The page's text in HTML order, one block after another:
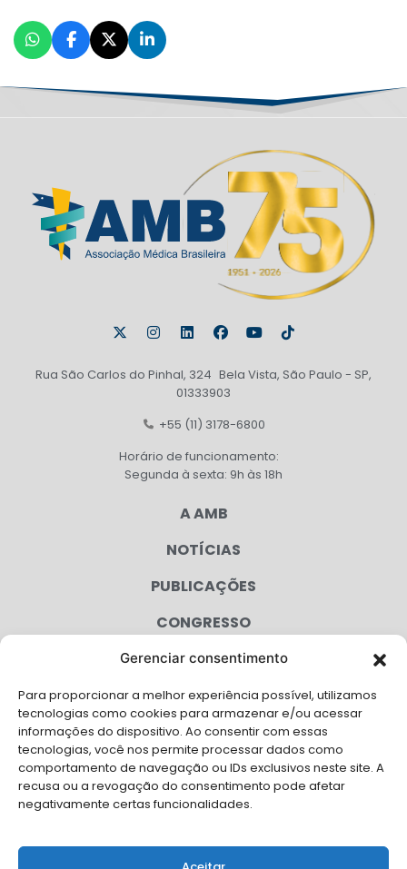
Gerenciar consentimento
Para proporcionar a melhor experiência possível, utilizamos
tecnologias como cookies para armazenar e/ou acessar
informações do dispositivo. Ao consentir com essas
tecnologias, você nos permite processar dados como
comportamento de navegação ou IDs exclusivos neste site. A
recusa ou a revogação do consentimento pode afetar
negativamente certas funcionalidades.
Rua São Carlos do Pinhal, 324 Bela Vista, São Paulo - SP,
01333903
+55 (11) 3178-6800
Horário de funcionamento:
Segunda à sexta: 9h às 18h
A AMB
NOTÍCIAS
PUBLICAÇÕES
CONGRESSO
AGENDA
CAMPANHAS
SERVIÇOS
FILIADAS
LGPD
FALE CONOSCO